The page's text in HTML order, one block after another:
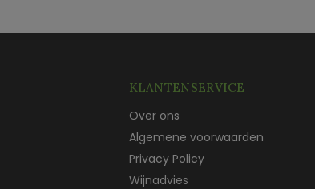
KLANTENSERVICE
Over ons
Algemene voorwaarden
Privacy Policy
Wijnadvies